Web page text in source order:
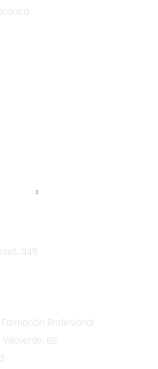
349
Profesional
82